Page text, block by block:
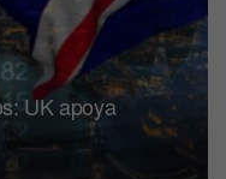
UK apoya